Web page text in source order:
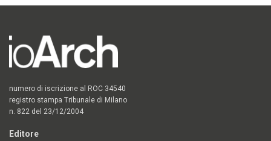
numero di iscrizione al ROC 34540
registro stampa Tribunale di Milano
n. 822 del 23/12/2004
Editore